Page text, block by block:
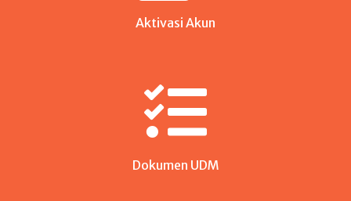
Aktivasi Akun
Dokumen UDM